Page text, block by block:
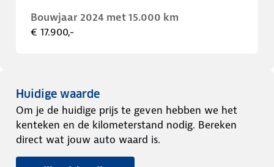
Bouwjaar 2024 met 15.000 km
€ 17.900,-
Huidige waarde
Om je de huidige prijs te geven hebben we het
kenteken en de kilometerstand nodig. Bereken
direct wat jouw auto waard is.